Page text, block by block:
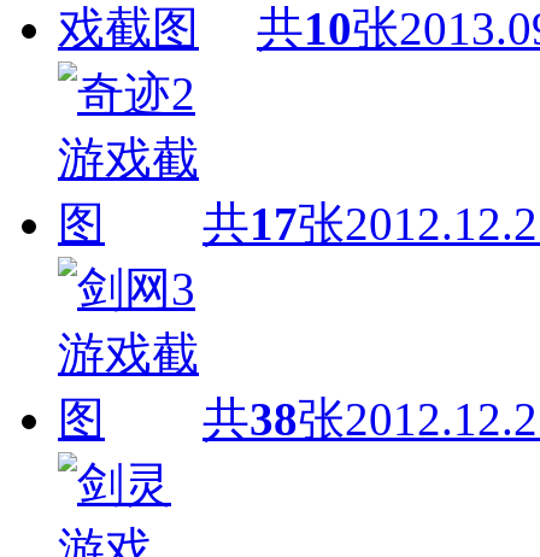
共10张
共17张
共38张